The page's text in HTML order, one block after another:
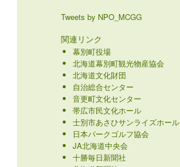
Tweets by NPO_MCGG
関連リンク
幕別町役場
北海道幕別町観光物産協会
北海道文化財団
自治総合センター
音更町文化センター
帯広市民文化ホール
士別市あさひサンライズホール
日本パークゴルフ協会
JA北海道中央会
十勝毎日新聞社